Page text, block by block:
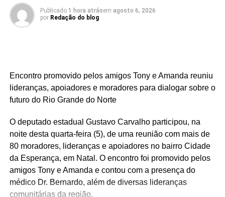
A visita técnica também reforça a parceria entre a
Prefeitura de São José do Seridó e a Caixa Econômica
às necessidades da população.
Publicado 1 hora atrásem agosto 6, 2026
por Redação do blog
Encontro promovido pelos amigos Tony e Amanda reuniu
lideranças, apoiadores e moradores para dialogar sobre o
futuro do Rio Grande do Norte
O deputado estadual Gustavo Carvalho participou, na
noite desta quarta-feira (5), de uma reunião com mais de
80 moradores, lideranças e apoiadores no bairro Cidade
da Esperança, em Natal. O encontro foi promovido pelos
amigos Tony e Amanda e contou com a presença do
médico Dr. Bernardo, além de diversas lideranças
comunitárias da região.